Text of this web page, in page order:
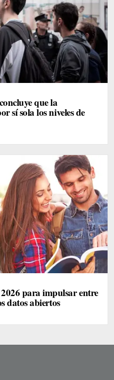
que la
sí sola los niveles de
para impulsar entre
datos abiertos